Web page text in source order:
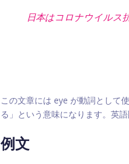
日本はコロナウイルス
この文章には eye が動詞として
る」という意味になります。英
例文